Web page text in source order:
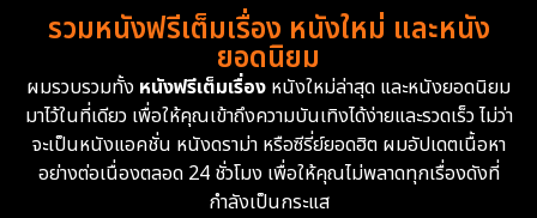
Family ครอบครัว 372
Fantasy จินตนาการ 339
Fiction 9
รวมหนังฟรีเต็มเรื่อง หนังใหม่ และหนัง
ยอดนิยม
ผมรวบรวมทั้ง หนังฟรีเต็มเรื่อง หนังใหม่ล่าสุด และหนังยอดนิยม
มาไว้ในที่เดียว เพื่อให้คุณเข้าถึงความบันเทิงได้ง่ายและรวดเร็ว ไม่ว่า
จะเป็นหนังแอคชั่น หนังดราม่า หรือซีรี่ย์ยอดฮิต ผมอัปเดตเนื้อหา
อย่างต่อเนื่องตลอด 24 ชั่วโมง เพื่อให้คุณไม่พลาดทุกเรื่องดังที่
กำลังเป็นกระแส